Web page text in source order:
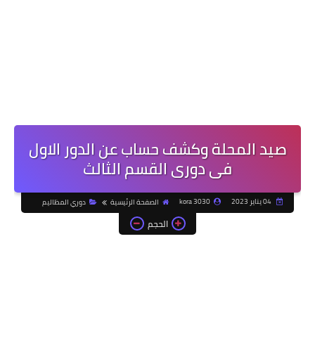
صيد المحلة وكشف حساب عن الدور الاول
فى دورى القسم الثالث
04 يناير 2023 kora 3030 الصفحة الرئيسية دوري المظاليم
الحجم